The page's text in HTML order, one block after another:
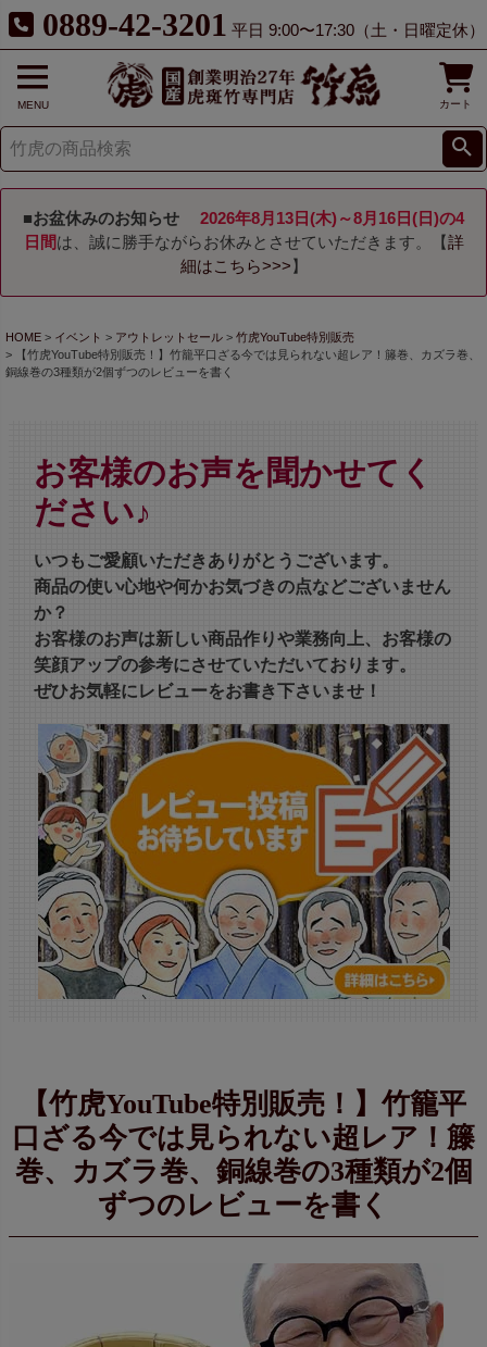
0889-42-3201 平日 9:00〜17:30（土・日曜定休）
MENU カート
■お盆休みのお知らせ
2026年8月13日(木)～8月16日(日)の4
日間は、誠に勝手ながらお休みとさせていただきます。【詳
細はこちら>>> 】
HOME イベント アウトレットセール
竹虎YouTube特別販売
【竹虎YouTube特別販売！】竹籠平口ざる今では見られない超レア！籐巻、カズラ巻、
銅線巻の3種類が2個ずつのレビューを書く
お客様のお声を聞かせてく
ださい♪
いつもご愛顧いただきありがとうございます。
商品の使い心地や何かお気づきの点などございません
か？
お客様のお声は新しい商品作りや業務向上、お客様の
笑顔アップの参考にさせていただいております。
ぜひお気軽にレビューをお書き下さいませ！
【竹虎YouTube特別販売！】竹籠平
口ざる今では見られない超レア！籐
巻、カズラ巻、銅線巻の3種類が2個
ずつのレビューを書く